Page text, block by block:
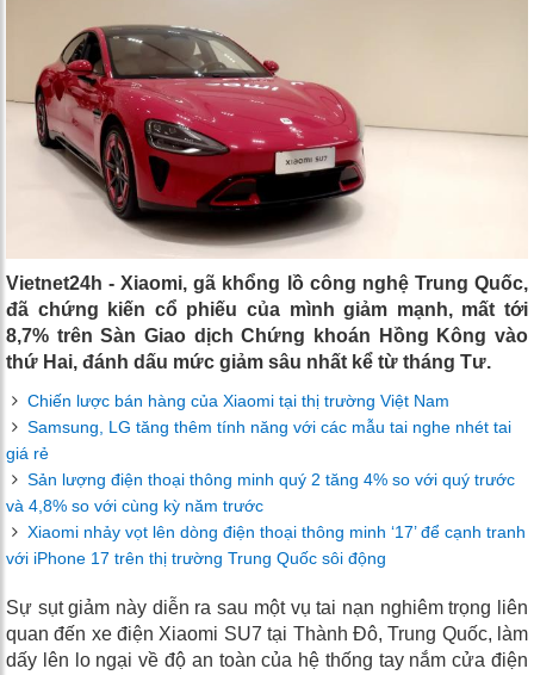
Vietnet24h - Xiaomi, gã khổng lồ công nghệ Trung Quốc,
đã chứng kiến cổ phiếu của mình giảm mạnh, mất tới
8,7% trên Sàn Giao dịch Chứng khoán Hồng Kông vào
thứ Hai, đánh dấu mức giảm sâu nhất kể từ tháng Tư.
Chiến lược bán hàng của Xiaomi tại thị trường Việt Nam
Samsung, LG tăng thêm tính năng với các mẫu tai nghe nhét tai
giá rẻ
Sản lượng điện thoại thông minh quý 2 tăng 4% so với quý trước
và 4,8% so với cùng kỳ năm trước
Xiaomi nhảy vọt lên dòng điện thoại thông minh ‘17’ để cạnh tranh
với iPhone 17 trên thị trường Trung Quốc sôi động
Sự sụt giảm này diễn ra sau một vụ tai nạn nghiêm trọng liên
quan đến xe điện Xiaomi SU7 tại Thành Đô, Trung Quốc, làm
dấy lên lo ngại về độ an toàn của hệ thống tay nắm cửa điện